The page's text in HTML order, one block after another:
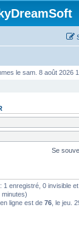
le sam. 8 août 2026
Se
1 enregistré, 0 invisible
minutes)
ligne est de 76 , le jeu.